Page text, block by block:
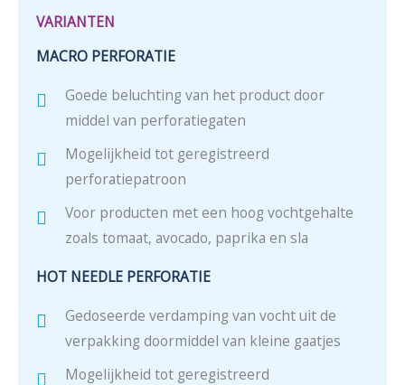
VARIANTEN
MACRO PERFORATIE
Goede beluchting van het product door
middel van perforatiegaten
Mogelijkheid tot geregistreerd
perforatiepatroon
Voor producten met een hoog vochtgehalte
zoals tomaat, avocado, paprika en sla
HOT NEEDLE PERFORATIE
Gedoseerde verdamping van vocht uit de
verpakking doormiddel van kleine gaatjes
Mogelijkheid tot geregistreerd